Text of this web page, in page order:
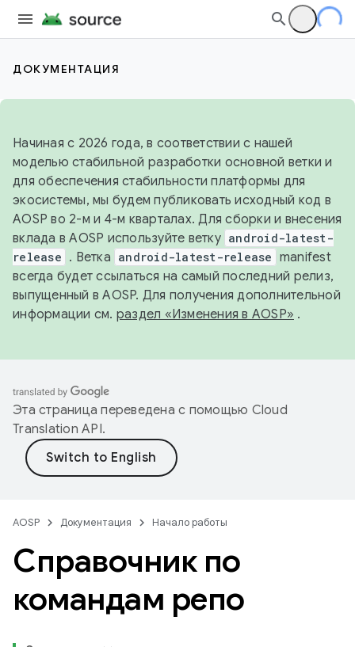
ДОКУМЕНТАЦИЯ
Начиная с 2026 года, в соответствии с нашей
моделью стабильной разработки основной ветки и
для обеспечения стабильности платформы для
экосистемы, мы будем публиковать исходный код в
AOSP во 2-м и 4-м кварталах. Для сборки и внесения
вклада в AOSP используйте ветку android-latest-
release . Ветка android-latest-release manifest
всегда будет ссылаться на самый последний релиз,
выпущенный в AOSP. Для получения дополнительной
информации см. раздел «Изменения в AOSP» .
Эта страница переведена с помощью Cloud
Translation API.
AOSP Документация Начало работы
Справочник по
командам репо